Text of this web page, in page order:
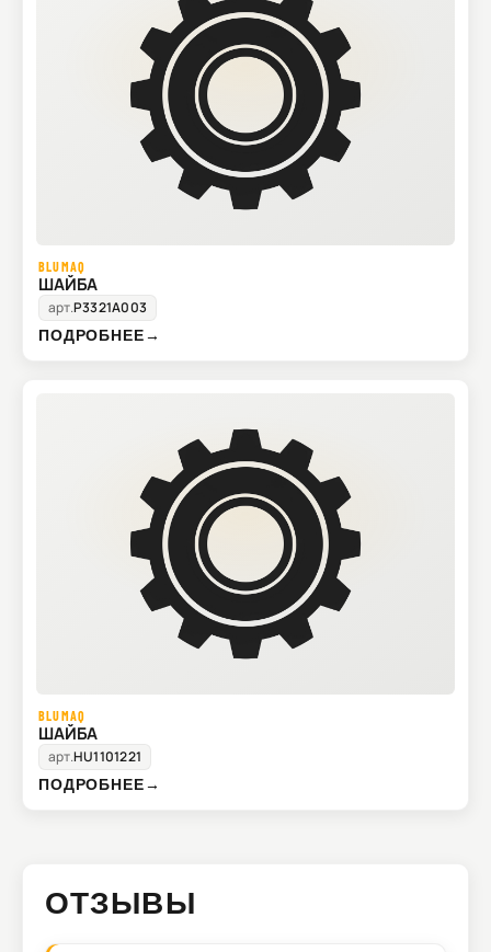
BLUMAQ
ШАЙБА
арт.P3321A003
ПОДРОБНЕЕ→
BLUMAQ
ШАЙБА
арт.HU1101221
ПОДРОБНЕЕ→
ОТЗЫВЫ